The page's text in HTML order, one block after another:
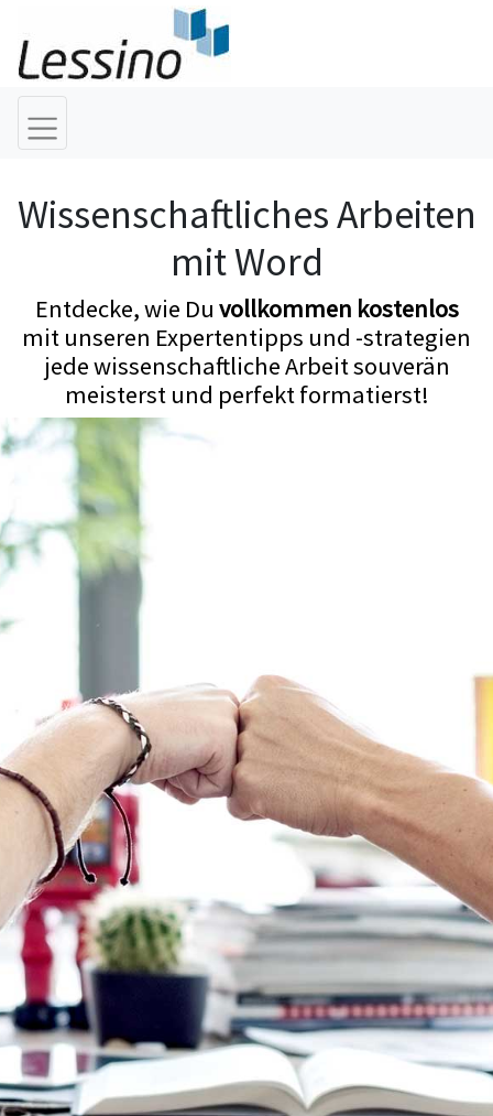
Wissenschaftliches Arbeiten
mit Word
Entdecke, wie Du vollkommen kostenlos
mit unseren Expertentipps und -strategien
jede wissenschaftliche Arbeit souverän
meisterst und perfekt formatierst!